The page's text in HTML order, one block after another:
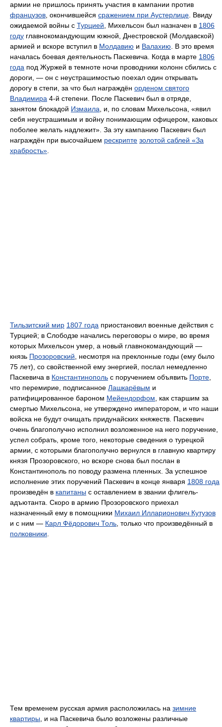
армии не пришлось принять участия в кампании против
французов , окончившейся сражением при Аустерлице . Ввиду
ожидаемой войны с Турцией , Михельсон был назначен в 1806
году главнокомандующим южной, Днестровской (Молдавской)
армией и вскоре вступил в Молдавию и Валахию . В это время
началась боевая деятельность Паскевича. Когда в марте 1806
года под Журжей в темноте ночи проводники колонн сбились с
дороги, — он с неустрашимостью поехал один открывать
дорогу в степи, за что был награждён орденом святого
Владимира 4-й степени. После Паскевич был в отряде,
занятом блокадой Измаила , и, по словам Михельсона, «явил
себя неустрашимым и войну понимающим офицером, каковых
поболее желать надлежит». За эту кампанию Паскевич был
награждён при высочайшем рескрипте золотой саблей «За
храбрость»
Тильзитский мир 1807 года приостановил военные действия с
Турцией; в Слободзе начались переговоры о мире, во время
которых Михельсон умер, а новый главнокомандующий —
князь Прозоровский , несмотря на преклонные годы (ему было
75 лет), со свойственной ему энергией, послал немедленно
Паскевича в Константинополь с поручением объявить Порте
что перемирие, подписанное Лашкарёвым и
ратифицированное бароном Мейендорфом , как старшим за
смертью Михельсона, не утверждено императором, и что наши
войска не будут очищать придунайских княжеств. Паскевич
очень благополучно исполнил возложенное на него поручение,
успел собрать, кроме того, некоторые сведения о турецкой
армии, с которыми благополучно вернулся в главную квартиру
князя Прозоровского, но вскоре снова был послан в
Константинополь по поводу размена пленных. За успешное
исполнение этих поручений Паскевич в конце января 1808 года
произведён в капитаны с оставлением в звании флигель-
адъютанта. Скоро в армию Прозоровского приехал
назначенный ему в помощники Михаил Илларионович Кутузов
и с ним — Карл Фёдорович Толь , только что произведённый в
полковники
Тем временем русская армия расположилась на зимние
квартиры , и на Паскевича было возложены различные